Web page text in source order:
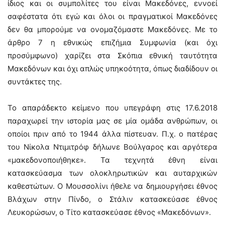
ίδιος και οι συμπολίτες του είναι Μακεδόνες, εννοεί
σαφέστατα ότι εγώ και όλοι οι πραγματικοί Μακεδόνες
δεν θα μπορούμε να ονομαζόμαστε Μακεδόνες. Με το
άρθρο 7 η εθνικώς επιζήμια Συμφωνία (και όχι
προσύμφωνο) χαρίζει στα Σκόπια εθνική ταυτότητα
Μακεδόνων και όχι απλώς υπηκοότητα, όπως διαδίδουν οι
συντάκτες της.
Το απαράδεκτο κείμενο που υπεγράφη στις 17.6.2018
παραχωρεί την ιστορία μας σε μία ομάδα ανθρώπων, οι
οποίοι πριν από το 1944 άλλα πίστευαν. Π.χ. ο πατέρας
του Νίκολα Ντιμιτρόφ δήλωνε Βούλγαρος και αργότερα
«μακεδονοποιήθηκε». Τα τεχνητά έθνη είναι
κατασκεύασμα των ολοκληρωτικών και αυταρχικών
καθεστώτων. Ο Μουσσολίνι ήθελε να δημιουργήσει έθνος
Βλάχων στην Πίνδο, ο Στάλιν κατασκεύασε έθνος
Λευκορώσων, ο Τίτο κατασκεύασε έθνος «Μακεδόνων».